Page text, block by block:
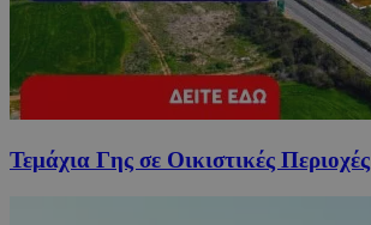
Τεμάχια Γης σε Οικιστικές Περιοχές